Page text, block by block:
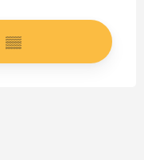
▒▒